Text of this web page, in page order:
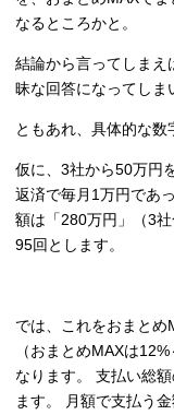
なるところかと。
結論から言ってしまえ
昧な回答になってしま
ともあれ、具体的な数
仮に、3社から50万円
返済で毎月1万円であ
額は「280万円」（3
95回とします。
では、これをおまと
（おまとめMAXは
なります。 支払い総
ます。 月額で支払う